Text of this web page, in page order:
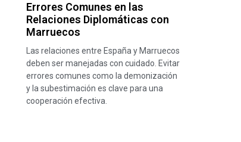
Errores Comunes en las
Relaciones Diplomáticas con
Marruecos
Las relaciones entre España y Marruecos
deben ser manejadas con cuidado. Evitar
errores comunes como la demonización
y la subestimación es clave para una
cooperación efectiva.